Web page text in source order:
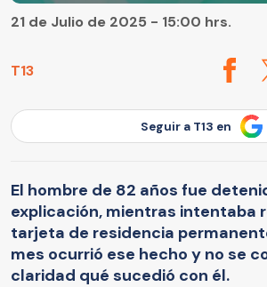
T13
21 de Julio de 2025 - 15:00 hrs.
Seguir a T13 en
El hombre de 82 años fue
explicación, mientras intentaba
tarjeta de residencia
mes ocurrió ese hecho y no se
claridad qué sucedió con él.